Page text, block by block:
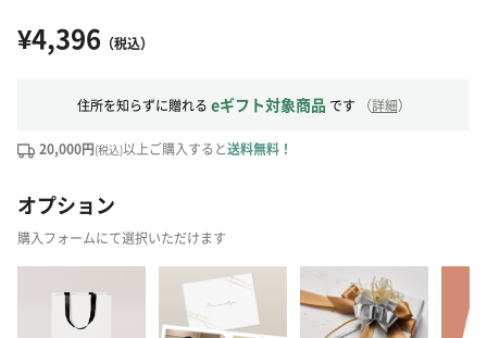
¥4,396 （税込）
住所を知らずに贈れる eギフト対象商品 です （詳細）
20,000円(税込)以上ご購入すると送料無料！
オプション
購入フォームにて選択いただけます